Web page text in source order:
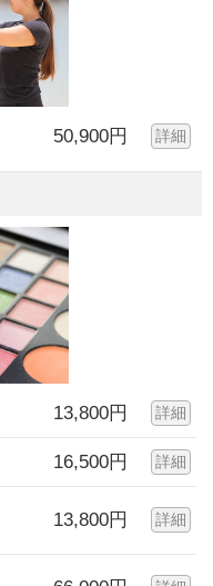
50,900円 詳細
13,800円 詳細
16,500円 詳細
13,800円 詳細